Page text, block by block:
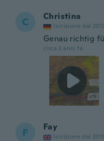
C Christina
Iscrizione dal
Genau richtig
circa 3 anni fa
F Fay
Iscrizione dal